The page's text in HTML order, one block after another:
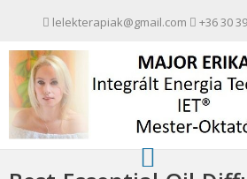
lelekterapiak@gmail.com +36 30